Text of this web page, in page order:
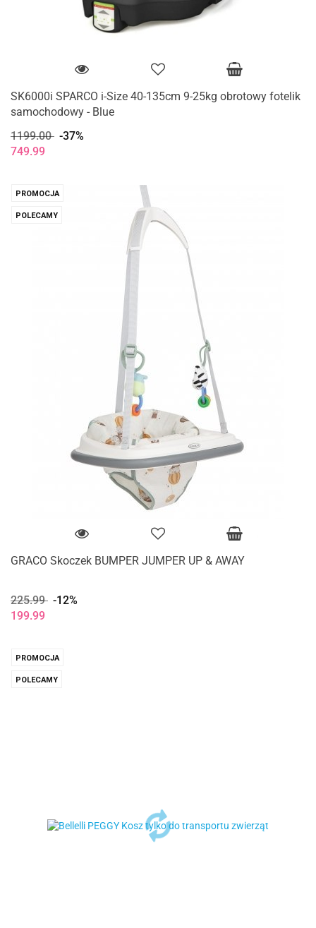
SK6000i SPARCO i-Size 40-135cm 9-25kg obrotowy fotelik
samochodowy - Blue
1199.00 -37%
749.99
PROMOCJA
POLECAMY
GRACO Skoczek BUMPER JUMPER UP & AWAY
225.99 -12%
199.99
PROMOCJA
POLECAMY